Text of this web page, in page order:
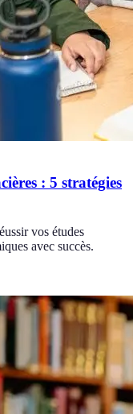
: 5 stratégies
vos études
avec succès.